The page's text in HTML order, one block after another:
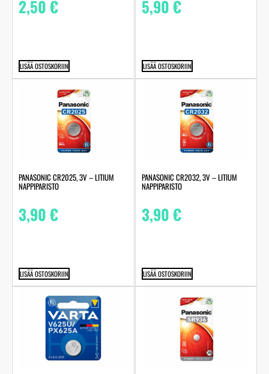
2,50€
LISÄÄ OSTOSKORIIN
5,90€
LISÄÄ OSTOSKORIIN
PANASONIC CR2025, 3V – LITIUM
NAPPIPARISTO
3,90€
LISÄÄ OSTOSKORIIN
PANASONIC CR2032, 3V – LITIUM
NAPPIPARISTO
3,90€
LISÄÄ OSTOSKORIIN